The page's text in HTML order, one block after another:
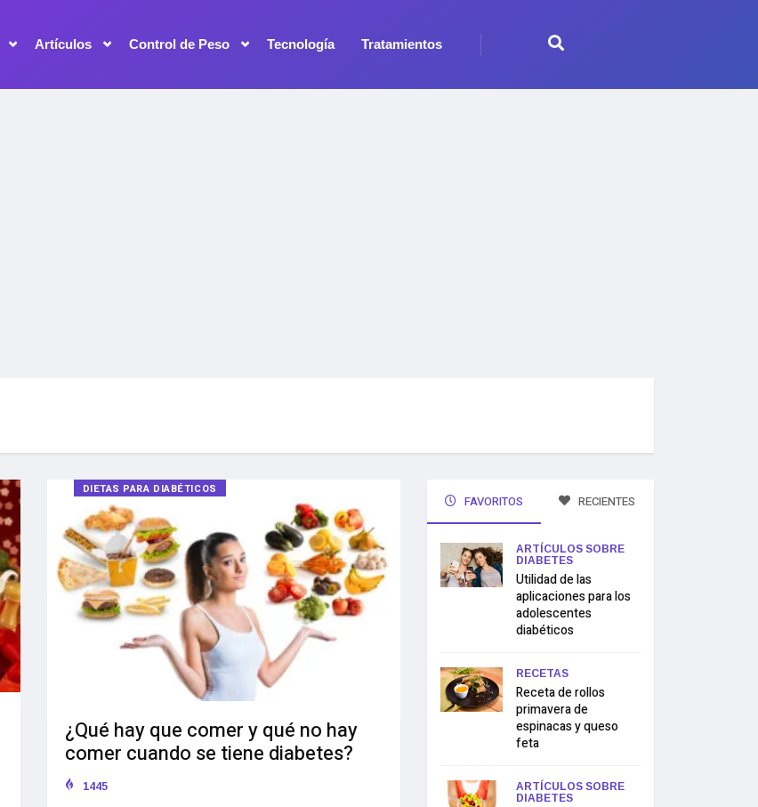
Artículos Control de Peso Tecnología Tratamientos
DIETAS PARA DIABÉTICOS
¿Qué hay que comer y qué no hay
comer cuando se tiene diabetes?
1445
FAVORITOS RECIENTES
ARTÍCULOS SOBRE
DIABETES
Utilidad de las
aplicaciones para los
adolescentes
diabéticos
RECETAS
Receta de rollos
primavera de
espinacas y queso
feta
ARTÍCULOS SOBRE
DIABETES